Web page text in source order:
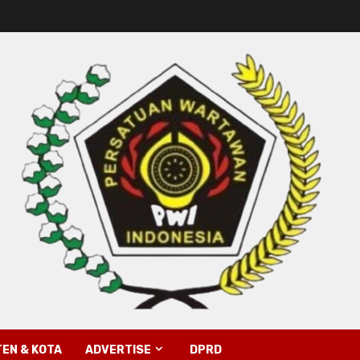
& KOTA ADVERTISE DPRD